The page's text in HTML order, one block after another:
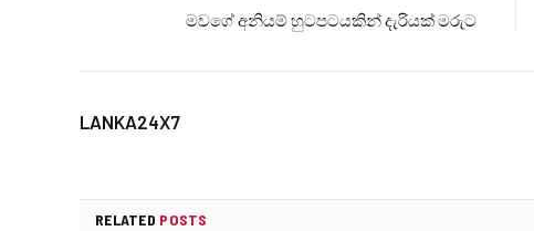
මවගේ අනියම් හුටපටයකින් දැරියක් මරුට
LANKA24X7
RELATED POSTS